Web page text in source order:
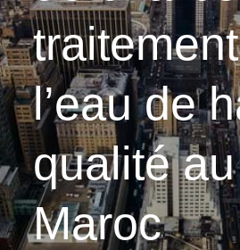
l’eau de
qualité au
Maroc